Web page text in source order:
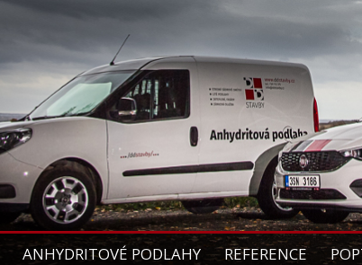
ANHYDRITOVÉ PODLAHY REFERENCE